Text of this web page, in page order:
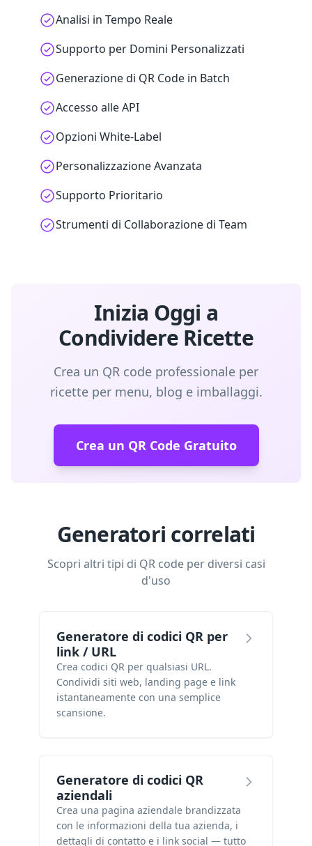
Analisi in Tempo Reale
Supporto per Domini Personalizzati
Generazione di QR Code in Batch
Accesso alle API
Opzioni White-Label
Personalizzazione Avanzata
Supporto Prioritario
Strumenti di Collaborazione di Team
Inizia Oggi a
Condividere Ricette
Crea un QR code professionale per
ricette per menu, blog e imballaggi.
Crea un QR Code Gratuito
Generatori correlati
Scopri altri tipi di QR code per diversi casi
d'uso
Generatore di codici QR per
link / URL
Crea codici QR per qualsiasi URL.
Condividi siti web, landing page e link
istantaneamente con una semplice
scansione.
Generatore di codici QR
aziendali
Crea una pagina aziendale brandizzata
con le informazioni della tua azienda, i
dettagli di contatto e i link social — tutto